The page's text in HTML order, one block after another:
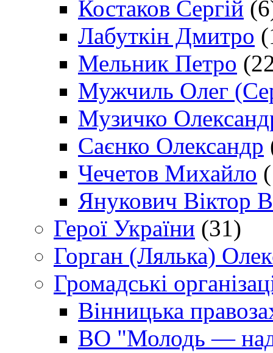
Костаков Сергій
Лабуткін Дмитро
Мельник Петро
Мужчиль Олег
Музичко
Саєнко Олександр
Чечетов Михайло
Янукович Віктор
Герої України (31)
Горган (Лялька)
Громадські
Вінницька
ВО "Молодь —